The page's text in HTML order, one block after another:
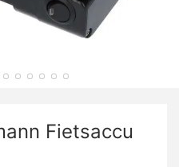
Fietsaccu